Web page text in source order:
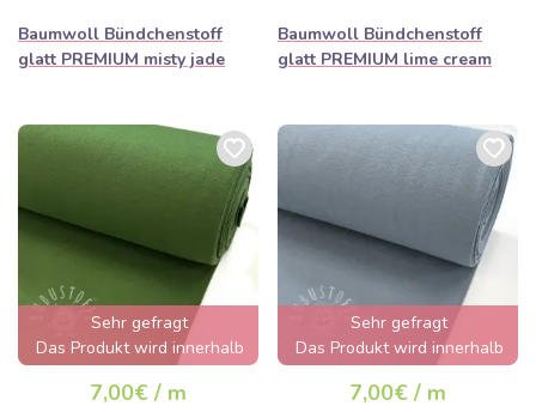
Baumwoll Bündchenstoff
glatt PREMIUM misty jade
Baumwoll Bündchenstoff
glatt PREMIUM lime cream
Sehr gefragt
Das Produkt wird innerhalb
von wenigen Stunden
ausverkauft sein
7,00€ / m
Sehr gefragt
Das Produkt wird innerhalb
von wenigen Stunden
ausverkauft sein
7,00€ / m